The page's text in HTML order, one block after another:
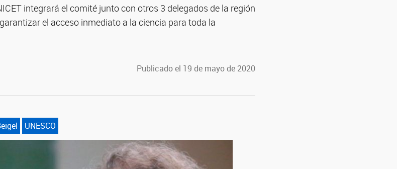
integrará el comité junto con otros 3 delegados de la región
el acceso inmediato a la ciencia para toda la
Publicado el 19 de mayo de 2020
UNESCO